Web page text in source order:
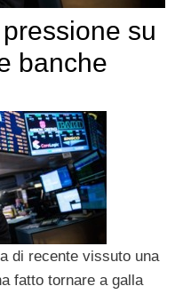
su
banche
di recente vissuto una
fatto tornare a galla